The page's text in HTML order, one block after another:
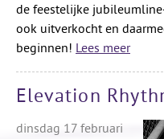
de feestelijke
ook uitverkocht en
beginnen! Lees meer
Elevation
dinsdag 17 februari